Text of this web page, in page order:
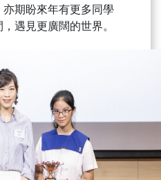
期盼來年有更多同學
遇見更廣闊的世界。